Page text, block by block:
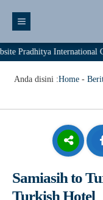
International
Anda disini :Home -
Samiasih to
Turkish Hotel